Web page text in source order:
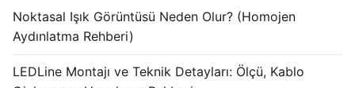
Sabit Akım Çubuk LED
Noktasal Işık Görüntüsü Neden Olur? (Homojen
Aydınlatma Rehberi)
LEDLine Montajı ve Teknik Detayları: Ölçü, Kablo